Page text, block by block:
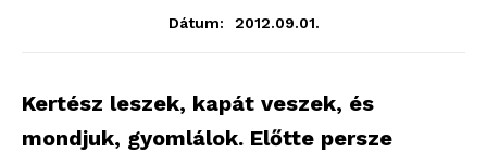
Dátum: 2012.09.01.
Kertész leszek, kapát veszek, és
mondjuk, gyomlálok. Előtte persze